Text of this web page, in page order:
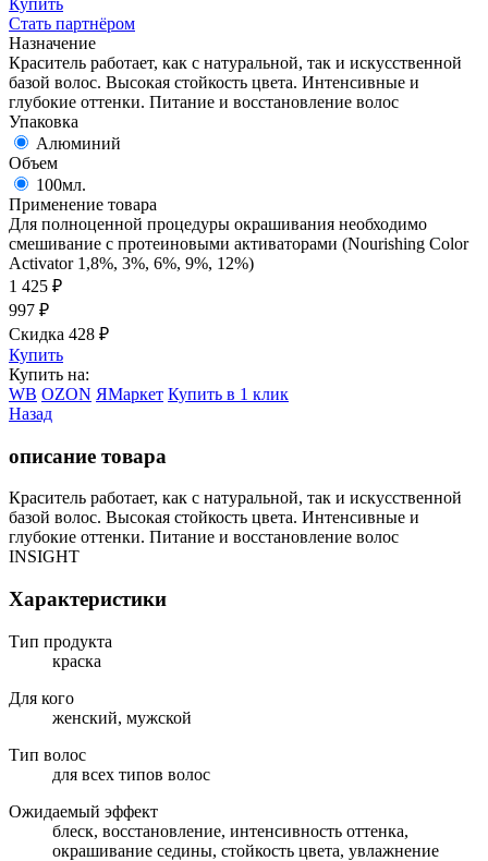
Стать партнёром
Назначение
Краситель работает, как с натуральной, так и искусственной
базой волос. Высокая стойкость цвета. Интенсивные и
глубокие оттенки. Питание и восстановление волос
Упаковка
Алюминий
Объем
100мл.
Применение товара
Для полноценной процедуры окрашивания необходимо
смешивание с протеиновыми активаторами (Nourishing Color
Activator 1,8%, 3%, 6%, 9%, 12%)
1 425 ₽
997 ₽
Скидка 428 ₽
Купить
Купить на:
WB OZON ЯМаркет Купить в 1 клик
Назад
описание товара
Краситель работает, как с натуральной, так и искусственной
базой волос. Высокая стойкость цвета. Интенсивные и
глубокие оттенки. Питание и восстановление волос
INSIGHT
Характеристики
Тип продукта
краска
Для кого
женский, мужской
Тип волос
для всех типов волос
Ожидаемый эффект
блеск, восстановление, интенсивность оттенка,
окрашивание седины, стойкость цвета, увлажнение